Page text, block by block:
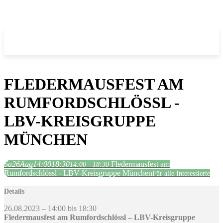
FLEDERMAUSFEST AM
RUMFORDSCHLÖSSL -
LBV-KREISGRUPPE
MÜNCHEN
Sa26Aug14:0018:3014:00 - 18:30 Fledermausfest am
Rumfordschlössl - LBV-Kreisgruppe MünchenFür alle Interessierte
Details
26.08.2023 – 14:00 bis 18:30
Fledermausfest am Rumfordschlössl – LBV-Kreisgruppe